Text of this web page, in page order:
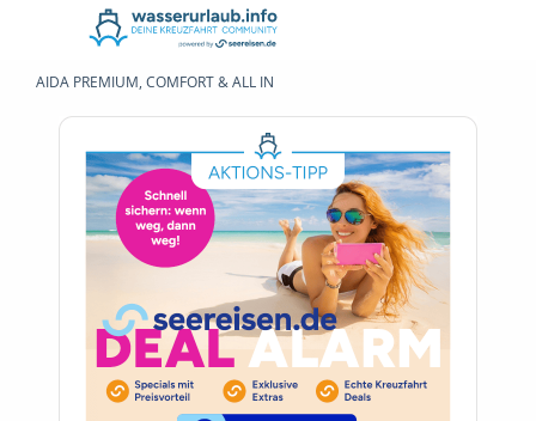
AIDA PREMIUM, COMFORT & ALL IN